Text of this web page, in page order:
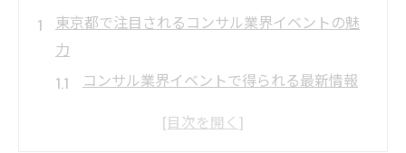
東京都で注目されるコンサル業界イベントの魅
力
コンサル業界イベントで得られる最新情報
東京都開催のコンサルイベントが注目され